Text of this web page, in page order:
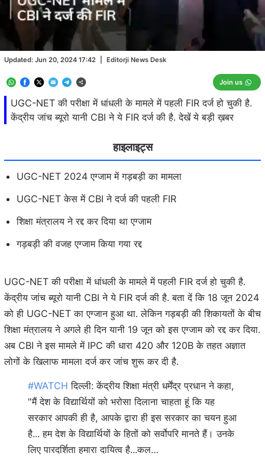
UGC-NET की परीक्षा में धांधली के मामले में पहली FIR दर्ज हो चुकी है.
केंद्रीय जांच ब्यूरो यानी CBI ने ये FIR दर्ज की है. देखें ये बड़ी ख़बर
Updated: Jun 20, 2024 17:42 Editorji News Desk
Join us
हाइलाइट्स
UGC-NET 2024 एग्जाम में गड़बड़ी का मामला
UGC-NET केस में CBI ने दर्ज की पहली FIR
शिक्षा मंत्रालय ने रद्द कर दिया था एग्जाम
गड़बड़ी की वजह एग्जाम किया गया रद्द
UGC-NET की परीक्षा में धांधली के मामले में पहली FIR दर्ज हो चुकी है.
केंद्रीय जांच ब्यूरो यानी CBI ने ये FIR दर्ज की है. बता दें कि 18 जून 2024
को ही UGC-NET का एग्जान हुआ था. लेकिन गड़बड़ी की शिकायतों के बीच
शिक्षा मंत्रालय ने अगले ही दिन यानी 19 जून को इस एग्जाम को रद्द कर दिया.
अब CBI ने इस मामले में IPC की धारा 420 और 120B के तहत अज्ञात
लोगों के खिलाफ मामला दर्ज कर जांच शुरू कर दी है.
#WATCH दिल्ली: केंद्रीय शिक्षा मंत्री धर्मेंद्र प्रधान ने कहा,
"मैं देश के विद्यार्थियों को भरोसा दिलाना चाहता हूं कि यह
सरकार आपकी ही है, आपके द्वारा ही इस सरकार का चयन हुआ
है... हम देश के विद्यार्थियों के हितों को सर्वोपरि मानते हैं। उनके
लिए पारदर्शिता हमारा दायित्व है...कल…